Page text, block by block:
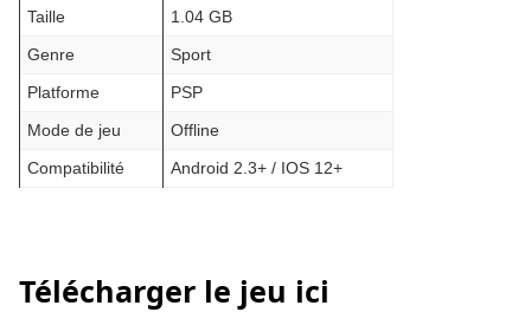
Taille
1.04 GB
Genre
Sport
Platforme
PSP
Mode de jeu
Offline
Compatibilité
Android 2.3+ / IOS 12+
Télécharger le jeu ici